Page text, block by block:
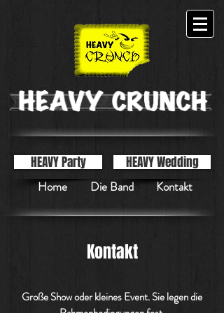
HEAVY Party HEAVY Wedding
Home Die Band Kontakt
Große Show oder kleines Event. Sie legen die
Kontakt